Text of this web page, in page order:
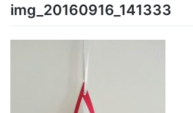
img_20160916_141333